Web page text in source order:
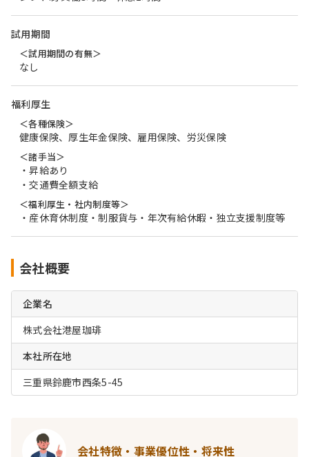
試用期間
＜試用期間の有無＞
なし
福利厚生
＜各種保険＞
健康保険、厚生年金保険、雇用保険、労災保険
＜諸手当＞
・昇給あり
・交通費全額支給
＜福利厚生・社内制度等＞
・産休育休制度・制服貨与・年次有給休暇・独立支援制度等
会社概要
企業名
株式会社港屋珈琲
本社所在地
三重県鈴鹿市西条5-45
会社特徴・事業優位性・将来性